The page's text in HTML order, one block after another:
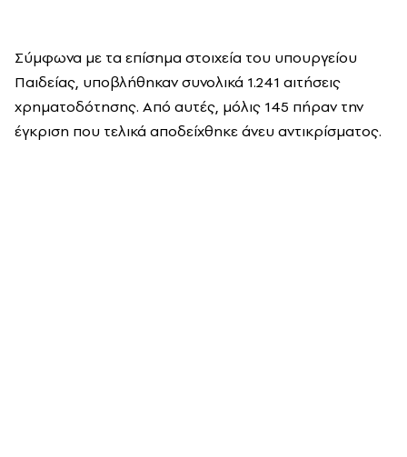
Σύμφωνα με τα επίσημα στοιχεία του υπουργείου
Παιδείας, υποβλήθηκαν συνολικά 1.241 αιτήσεις
χρηματοδότησης. Από αυτές, μόλις 145 πήραν την
έγκριση που τελικά αποδείχθηκε άνευ αντικρίσματος.